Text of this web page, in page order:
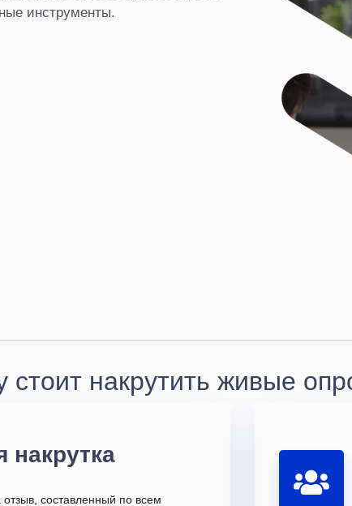
инструменты.
стоит накрутить живые
накрутка
отзыв, составленный по всем